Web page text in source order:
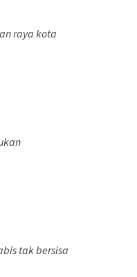
raya kota
tak bersisa